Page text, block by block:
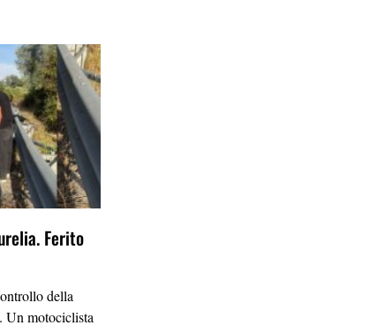
Ferito
della
Un motociclista